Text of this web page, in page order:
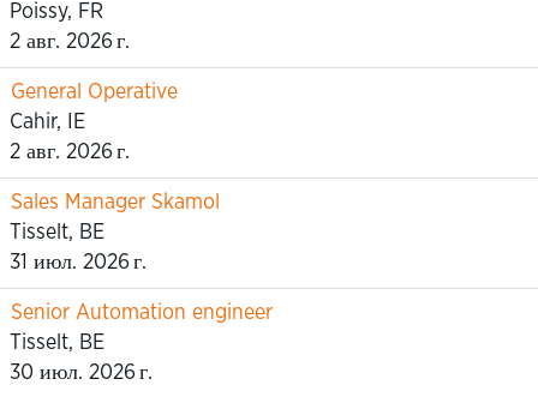
Poissy, FR
2 авг. 2026 г.
General Operative
Cahir, IE
2 авг. 2026 г.
Sales Manager Skamol
Tisselt, BE
31 июл. 2026 г.
Senior Automation engineer
Tisselt, BE
30 июл. 2026 г.